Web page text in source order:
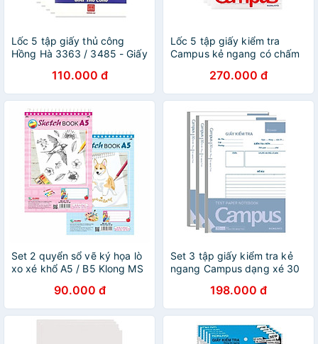
Lốc 5 tập giấy thủ công
Hồng Hà 3363 / 3485 - Giấy
110.000 đ
Lốc 5 tập giấy kiểm tra
Campus kẻ ngang có chấm
BSS70G-30270.000 đ
Set 2 quyển sổ vẽ ký họa lò
xo xé khổ A5 / B5 Klong MS
MS722 / MS723
90.000 đ
Set 3 tập giấy kiểm tra kẻ
ngang Campus dạng xé 30
Campus TPN B5L30
198.000 đ